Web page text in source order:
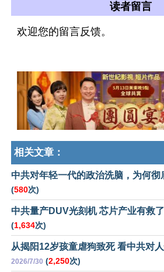
读者留言
欢迎您的留言反馈。
相关文章：
中共对年轻一代的政治洗脑，为何彻
(580次)
中共量产DUV光刻机 芯片产业有救
(1,634次)
从揭阳12岁孩童虐狗致死 看中共对
2026/7/30 (2,250次)